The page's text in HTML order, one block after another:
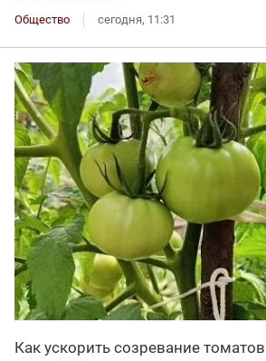
Общество сегодня, 11:31
Как ускорить созревание